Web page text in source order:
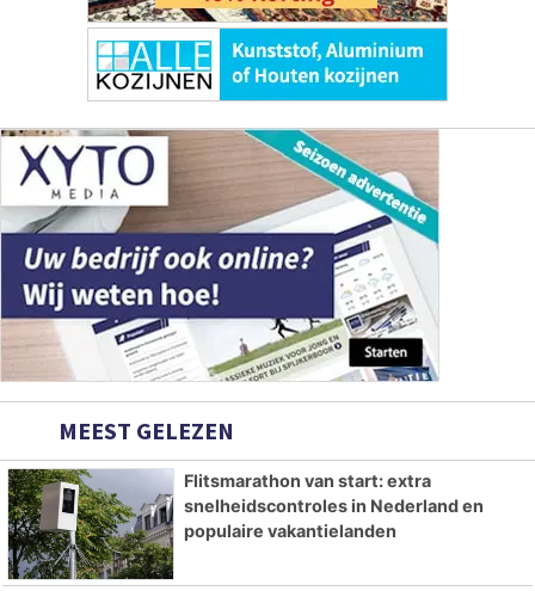
MEEST GELEZEN
Flitsmarathon van start: extra
snelheidscontroles in Nederland en
populaire vakantielanden